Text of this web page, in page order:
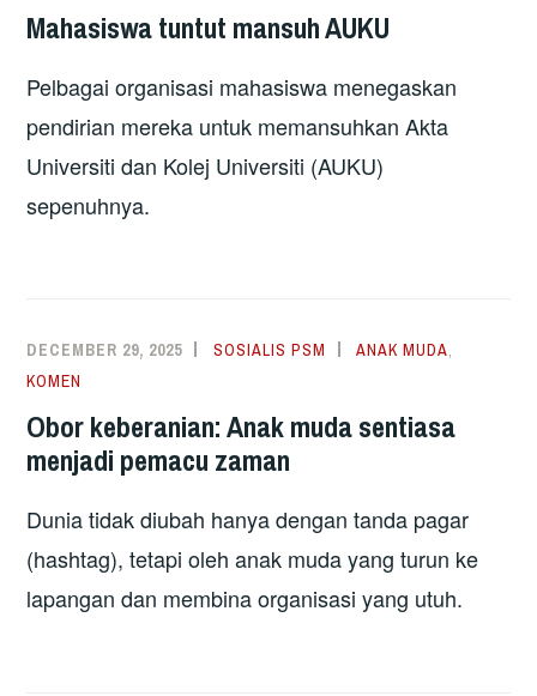
Mahasiswa tuntut mansuh AUKU
Pelbagai organisasi mahasiswa menegaskan
pendirian mereka untuk memansuhkan Akta
Universiti dan Kolej Universiti (AUKU)
sepenuhnya.
DECEMBER 29, 2025 SOSIALIS PSM ANAK MUDA,
KOMEN
Obor keberanian: Anak muda sentiasa
menjadi pemacu zaman
Dunia tidak diubah hanya dengan tanda pagar
(hashtag), tetapi oleh anak muda yang turun ke
lapangan dan membina organisasi yang utuh.